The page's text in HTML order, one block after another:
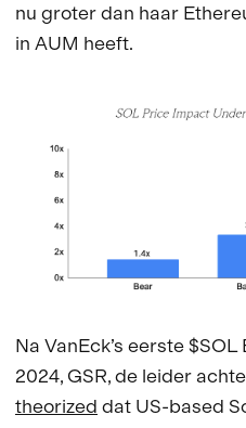
nu groter dan haar
in AUM heeft.
Na VanEck’s eerste
2024, GSR, de leider
theorized dat US-based